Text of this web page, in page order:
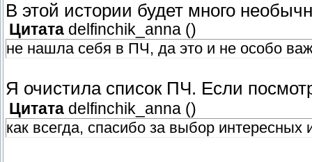
В этой истории будет много
Цитата delfinchik_anna ()
не нашла себя в ПЧ, да это и не особо
Я очистила список ПЧ. Если
Цитата delfinchik_anna ()
как всегда, спасибо за выбор интересных